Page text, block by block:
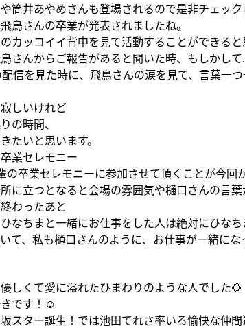
筒井あやめさんも登場されるので是非チェッ
鳥さんの卒業が発表されましたね。
カッコイイ背中を見て活動することができると
さんからご報告があると聞いた時、もしかし
信を見た時に、飛鳥さんの涙を見て、言葉一
しいけれど
の時間、
たいと思います。
業セレモニー
の卒業セレモニーに参加させて頂くことが今回
に立つとなると会場の雰囲気や樋口さんの言
わったあと
なちまと一緒にお仕事をした人は絶対にひなち
て、私も樋口さんのように、お仕事が一緒に
しくて愛に溢れたひまわりのような人でした🌻
です！☺️
スター誕生！では池田てれさ率いる愉快な仲